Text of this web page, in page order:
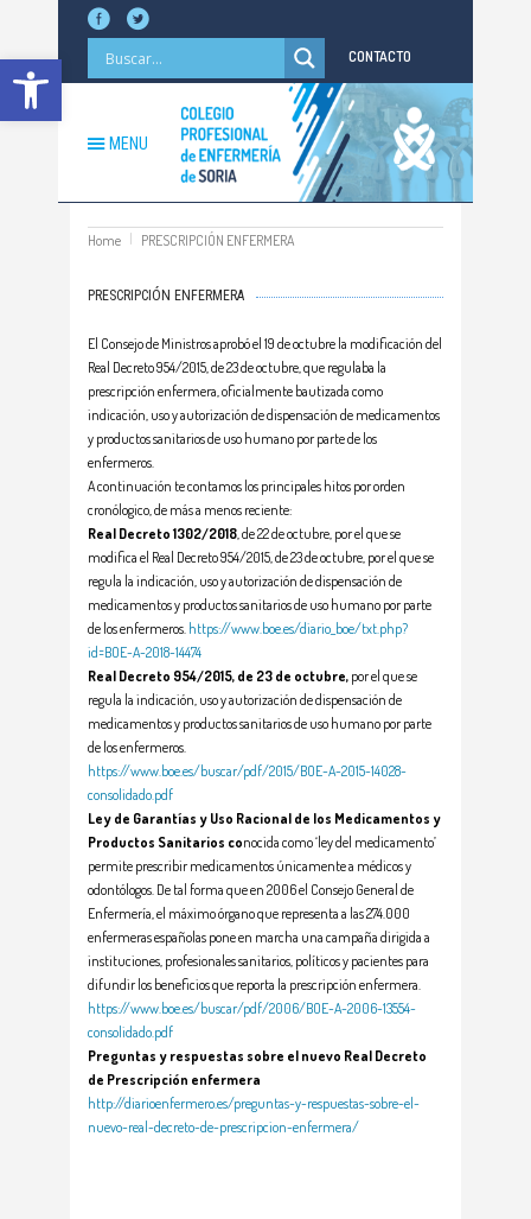
Abrir barra de herramientas CONTACTO
MENU
Home PRESCRIPCIÓN ENFERMERA
PRESCRIPCIÓN ENFERMERA
El Consejo de Ministros aprobó el 19 de octubre la modificación del
Real Decreto 954/2015, de 23 de octubre, que regulaba la
prescripción enfermera, oficialmente bautizada como
indicación, uso y autorización de dispensación de medicamentos
y productos sanitarios de uso humano por parte de los
enfermeros.
A continuación te contamos los principales hitos por orden
cronólogico, de más a menos reciente:
Real Decreto 1302/2018, de 22 de octubre, por el que se
modifica el Real Decreto 954/2015, de 23 de octubre, por el que se
regula la indicación, uso y autorización de dispensación de
medicamentos y productos sanitarios de uso humano por parte
de los enfermeros. https://www.boe.es/diario_boe/txt.php?
id=BOE-A-2018-14474
Real Decreto 954/2015, de 23 de octubre, por el que se
regula la indicación, uso y autorización de dispensación de
medicamentos y productos sanitarios de uso humano por parte
de los enfermeros.
https://www.boe.es/buscar/pdf/2015/BOE-A-2015-14028-
consolidado.pdf
Ley de Garantías y Uso Racional de los Medicamentos y
Productos Sanitarios conocida como‘leydel medicamento’
permite prescribir medicamentos únicamente a médicos y
odontólogos. De tal forma que en 2006 el Consejo General de
Enfermería, el máximo órgano que representa a las 274.000
enfermeras españolas pone en marcha una campaña dirigida a
instituciones, profesionales sanitarios, políticos y pacientes para
difundir los beneficios que reporta la prescripción enfermera.
https://www.boe.es/buscar/pdf/2006/BOE-A-2006-13554-
consolidado.pdf
Preguntas y respuestas sobre el nuevo Real Decreto
de Prescripción enfermera
http://diarioenfermero.es/preguntas-y-respuestas-sobre-el-
nuevo-real-decreto-de-prescripcion-enfermera/